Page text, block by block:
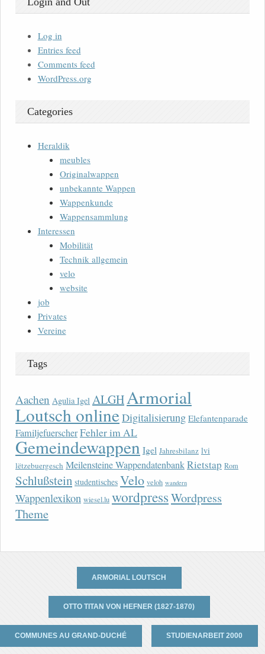
Log in
Entries feed
Comments feed
WordPress.org
Categories
Heraldik
meubles
Originalwappen
unbekannte Wappen
Wappenkunde
Wappensammlung
Interessen
Mobilität
Technik allgemein
velo
website
job
Privates
Vereine
Tags
Aachen Agulia Igel ALGHArmorial
Loutsch onlineDigitalisierung Elefantenparade
FamiljefuerscherFehler im AL
Gemeindewappen Igel Jahresbilanz lvi
lëtzebuergesch Meilensteine WappendatenbankRietstap Rom
Schlußstein studentisches Velo veloh wandern
Wappenlexikon wiesel.lu wordpressWordpress
Theme
ARMORIAL LOUTSCH
OTTO TITAN VON HEFNER (1827-1870)
COMMUNES AU GRAND-DUCHÉ STUDIENARBEIT 2000